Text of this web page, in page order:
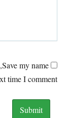
Save my name
time I comment